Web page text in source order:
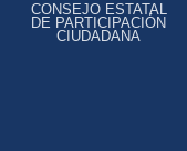
CONSEJO ESTATAL
DE PARTICIPACIÓN
CIUDADANA